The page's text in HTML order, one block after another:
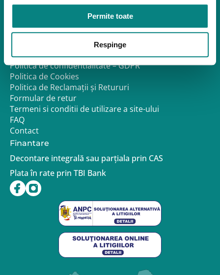
Permite toate
Respinge
Despre noi
Politica de confidentialitate – GDPR
Politica de Cookies
Politica de Reclamații și Retururi
Formular de retur
Termeni si conditii de utilizare a site-ului
FAQ
Contact
Finantare
Decontare integrală sau parțiala prin CAS
Plata în rate prin TBI Bank